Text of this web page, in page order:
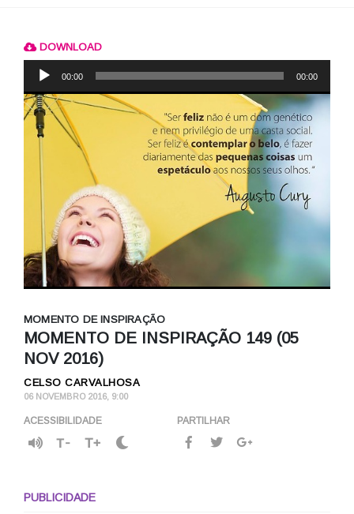
DOWNLOADReprodutor
00:00 00:00
MOMENTO DE INSPIRAÇÃO
MOMENTO DE INSPIRAÇÃO 149 (05
NOV 2016)
CELSO CARVALHOSA
06 NOVEMBRO 2016, 9:00
ACESSIBILIDADE
T- T+
PARTILHAR
PUBLICIDADE